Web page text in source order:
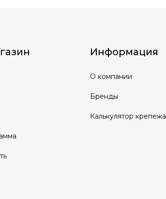
Информация
О компании
Бренды
Калькулятор крепежа